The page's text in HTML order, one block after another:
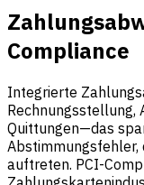
Compliance
Integrierte
Rechnungsstellung,
Quittungen—das
Abstimmungsfehler,
auftreten. PCI-